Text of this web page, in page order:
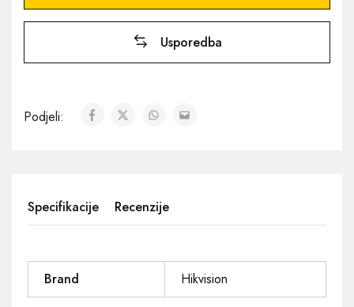
Usporedba
Podjeli:
Specifikacije Recenzije
Brand Hikvision